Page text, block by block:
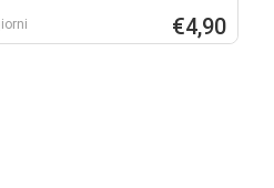
€4,90